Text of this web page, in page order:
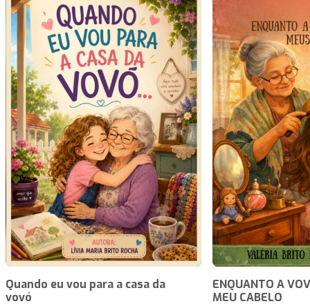
Quando eu vou para a casa da
vovó
ENQUANTO A
MEU CABELO